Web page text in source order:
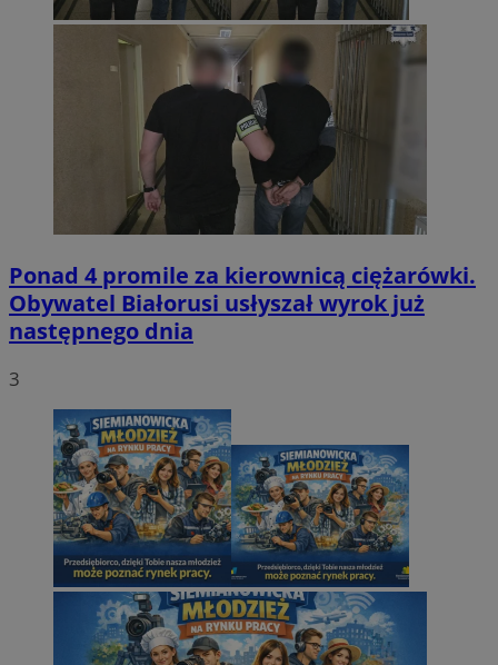
Ponad 4 promile za kierownicą ciężarówki.
Obywatel Białorusi usłyszał wyrok już
następnego dnia
3